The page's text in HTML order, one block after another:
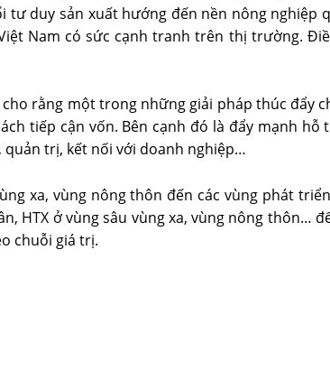
duy sản xuất hướng đến nền nông nghiệp
Nam có sức cạnh tranh trên thị trường.
cho rằng một trong những giải pháp thúc
tiếp cận vốn. Bên cạnh đó là đẩy mạnh
trị, kết nối với doanh nghiệp…
xa, vùng nông thôn đến các vùng phát
HTX ở vùng sâu vùng xa, vùng nông thôn…
chuỗi giá trị.